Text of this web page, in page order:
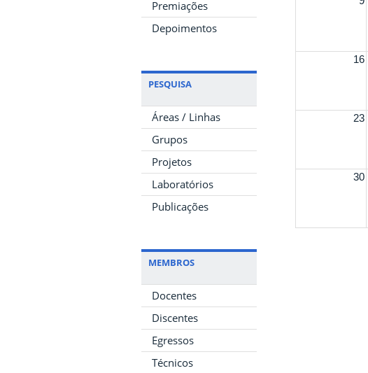
Premiações
Depoimentos
PESQUISA
Áreas / Linhas
Grupos
Projetos
Laboratórios
Publicações
MEMBROS
Docentes
Discentes
Egressos
Técnicos
16
23
30